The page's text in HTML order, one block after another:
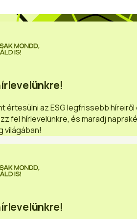
értesülni az ESG legfrissebb híreiről
fel hírlevelünkre, és maradj
világában!